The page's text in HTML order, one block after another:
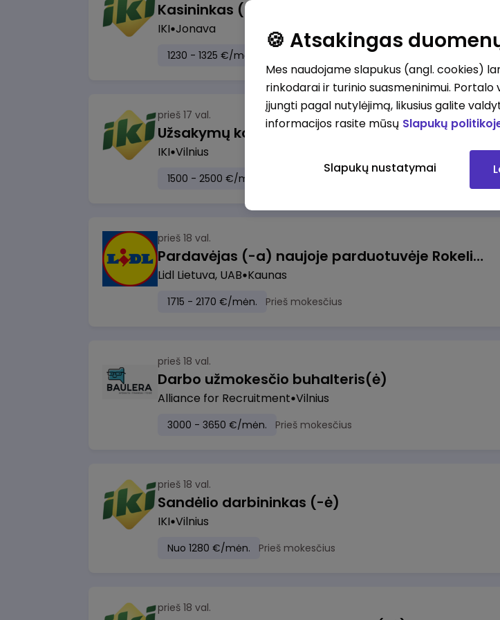
IKI Jonava
1230 - 1325 €/mėn.
prieš 17 val.
Užsakymų komplektuotojas (-a) Vilniuje (Gariūnai)
IKI Vilnius
1500 - 2500 €/mėn. Prieš mokesčius
prieš 18 val.
Pardavėjas (-a) naujoje parduotuvėje Rokeliuose (NEMOKAMAS TRANSPORTAS)
Lidl Lietuva, UAB Kaunas
1715 - 2170 €/mėn. Prieš mokesčius
prieš 18 val.
Darbo užmokesčio buhalteris(ė)
Alliance for Recruitment Vilnius
3000 - 3650 €/mėn. Prieš mokesčius
prieš 18 val.
Sandėlio darbininkas (-ė)
IKI Vilnius
Nuo 1280 €/mėn. Prieš mokesčius
prieš 18 val.
🍪 Atsakingas
Mes naudojame slapukus (angl. cookies)
rinkodarai ir turinio suasmeninimui. Portalo
įjungti pagal nutylėjimą, likusius galite
informacijos rasite mūsų Slapukų
Slapukų nustatymai